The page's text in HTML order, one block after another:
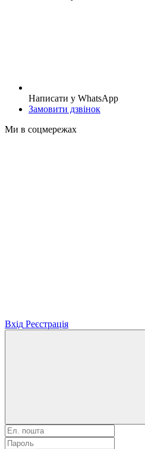
Написати у WhatsApp
Замовити дзвінок
Ми в соцмережах
Вхід Реєстрація